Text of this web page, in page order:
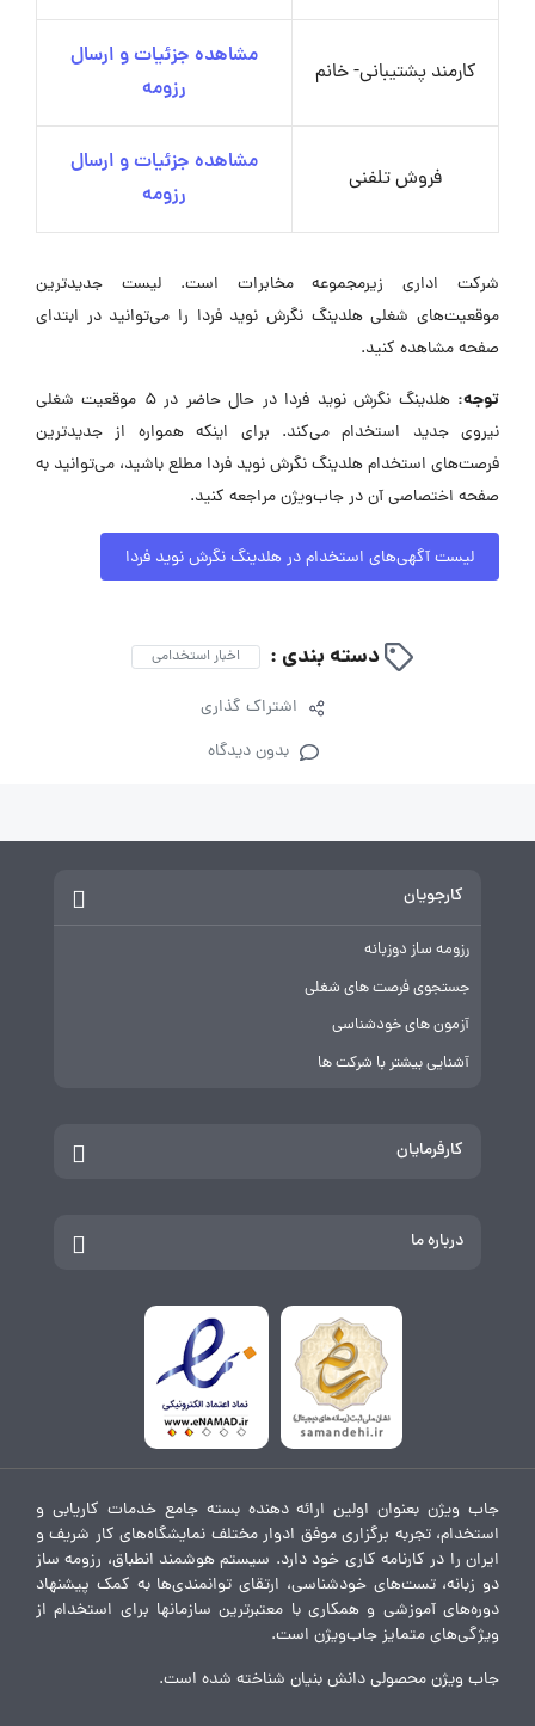
کارمند پشتیبانی- خانم
مشاهده جزئیات و ارسال
رزومه
فروش تلفنی
مشاهده جزئیات و ارسال
رزومه
شرکت اداری زیرمجموعه مخابرات است. لیست جدیدترین
موقعیت‌های شغلی هلدینگ نگرش نوید فردا را می‌توانید در ابتدای
صفحه مشاهده کنید.
توجه:
هلدینگ نگرش نوید فردا در حال حاضر در ۵ موقعیت شغلی
نیروی جدید استخدام می‌کند. برای اینکه همواره از جدیدترین
فرصت‌های استخدام هلدینگ نگرش نوید فردا مطلع باشید، می‌توانید به
صفحه اختصاصی آن در جاب‌ویژن مراجعه کنید.
لیست آگهی‌های استخدام در هلدینگ نگرش نوید فردا
دسته بندی : اخبار استخدامی
اشتراک گذاری
بدون دیدگاه
کارجویان
رزومه ساز دوزبانه
جستجوی فرصت های شغلی
آزمون های خودشناسی
آشنایی بیشتر با شرکت ها
کارفرمایان
درباره ما
جاب ویژن بعنوان اولین ارائه دهنده بسته جامع خدمات کاریابی و
استخدام، تجربه برگزاری موفق ادوار مختلف نمایشگاه‌های کار شریف و
ایران را در کارنامه کاری خود دارد. سیستم هوشمند انطباق، رزومه ساز
دو زبانه، تست‌های خودشناسی، ارتقای توانمندی‌ها به کمک پیشنهاد
دوره‌های آموزشی و همکاری با معتبرترین سازمانها برای استخدام از
ویژگی‌های متمایز جاب‌ویژن است.
جاب ویژن محصولی دانش بنیان شناخته شده است.